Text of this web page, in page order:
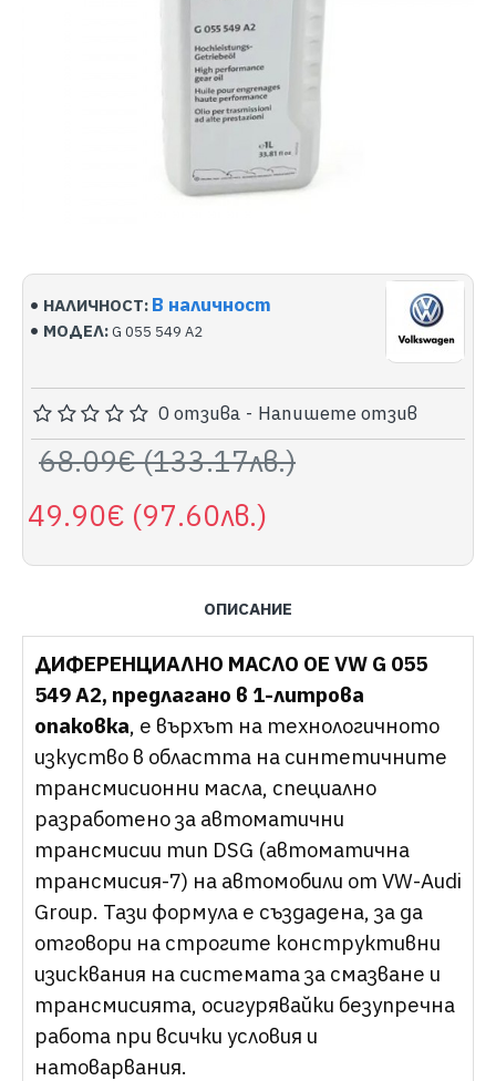
НАЛИЧНОСТ: В наличност
МОДЕЛ:G 055 549 A2
0 отзива - Напишете отзив
68.09€ (133.17лв.)
49.90€ (97.60лв.)
ОПИСАНИЕ
ДИФЕРЕНЦИАЛНО МАСЛО OE VW G 055
549 A2, предлагано в 1-литрова
опаковка, е върхът на технологичното
изкуство в областта на синтетичните
трансмисионни масла, специално
разработено за автоматични
трансмисии тип DSG (автоматична
трансмисия-7) на автомобили от VW-Audi
Group. Тази формула е създадена, за да
отговори на строгите конструктивни
изисквания на системата за смазване и
трансмисията, осигурявайки безупречна
работа при всички условия и
натоварвания.